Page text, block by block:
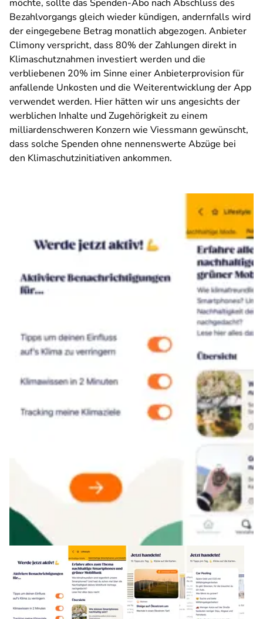
möchte, sollte das Spenden-Abo nach Abschluss des
Bezahlvorgangs gleich wieder kündigen, andernfalls wird
der eingegebene Betrag monatlich abgezogen. Anbieter
Climony verspricht, dass 80% der Zahlungen direkt in
Klimaschutznahmen investiert werden und die
verbliebenen 20% im Sinne einer Anbieterprovision für
anfallende Unkosten und die Weiterentwicklung der App
verwendet werden. Hier hätten wir uns angesichts der
werblichen Inhalte und Zugehörigkeit zu einem
milliardenschweren Konzern wie Viessmann gewünscht,
dass solche Spenden ohne nennenswerte Abzüge bei
den Klimaschutzinitiativen ankommen.